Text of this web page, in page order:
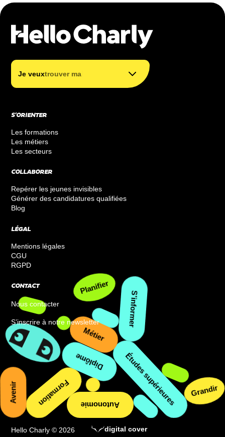
Je veuxtrouver ma forma
trouver mon métier
financer ma formation
S’ORIENTER
Les formations
Les métiers
Les secteurs
COLLABORER
Repérer les jeunes invisibles
Générer des candidatures qualifiées
Blog
LÉGAL
Mentions légales
CGU
RGPD
CONTACT
Nous contacter
S’inscrire à notre newsletter
Formation
Planifier
Diplôme
Avenir Études supérieures
Métier
Grandir
Autonomie
Hello Charly © 2026 digital cover